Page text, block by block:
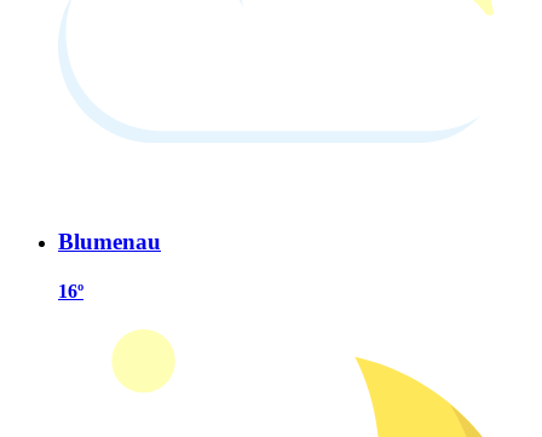
Blumenau
16º